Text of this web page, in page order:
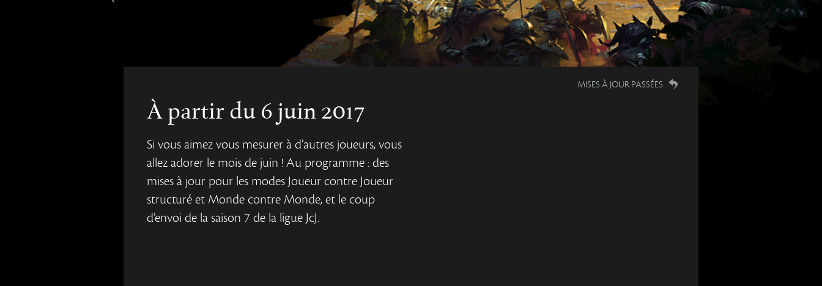
MISES À JOUR PASSÉES
À partir du 6 juin 2017
Si vous aimez vous mesurer à d’autres joueurs, vous
allez adorer le mois de juin ! Au programme : des
mises à jour pour les modes Joueur contre Joueur
structuré et Monde contre Monde, et le coup
d’envoi de la saison 7 de la ligue JcJ.